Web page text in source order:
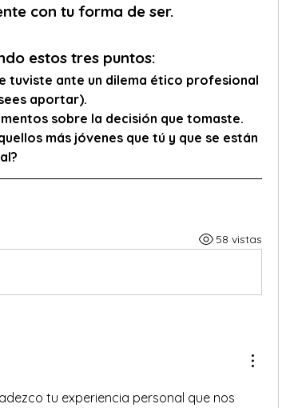
con tu forma de ser.
estos tres puntos:
tuviste ante un dilema ético profesional
aportar).
sobre la decisión que tomaste.
más jóvenes que tú y que se están
58 vistas
tu experiencia personal que nos